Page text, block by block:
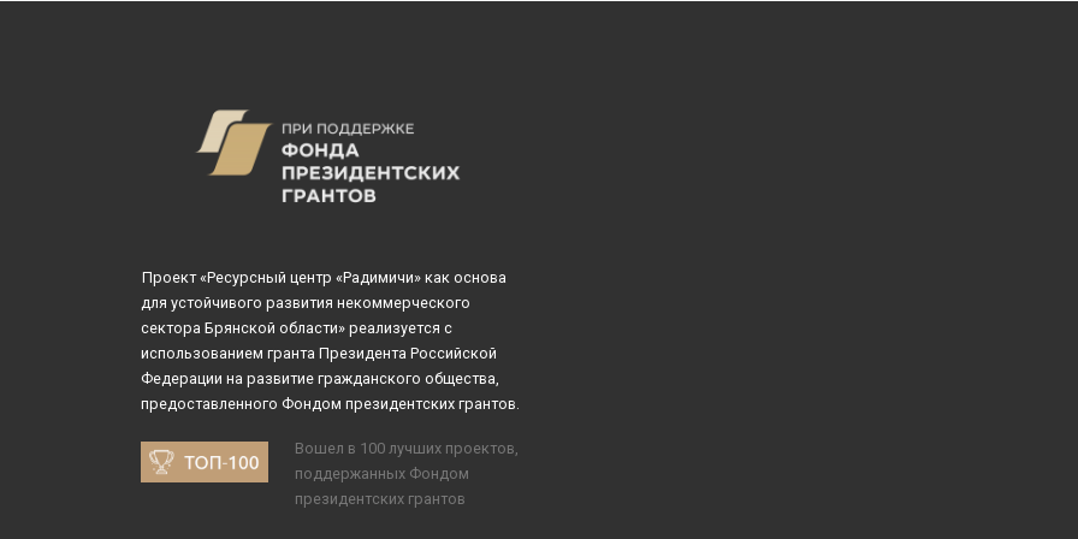
Проект «Ресурсный центр «Радимичи» как основа
для устойчивого развития некоммерческого
сектора Брянской области» реализуется с
использованием гранта Президента Российской
Федерации на развитие гражданского общества,
предоставленного Фондом президентских грантов.
Вошел в 100 лучших проектов,
поддержанных Фондом
президентских грантов